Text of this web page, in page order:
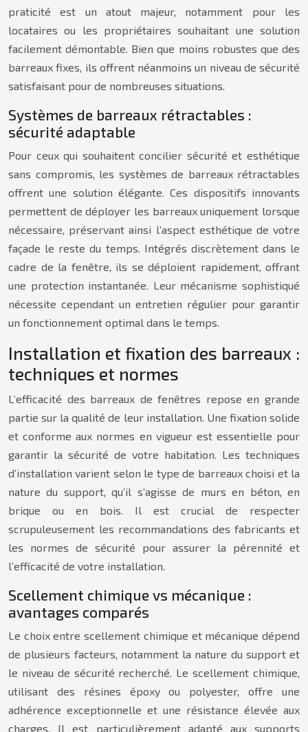
praticité est un atout majeur, notamment pour les
locataires ou les propriétaires souhaitant une solution
facilement démontable. Bien que moins robustes que des
barreaux fixes, ils offrent néanmoins un niveau de sécurité
satisfaisant pour de nombreuses situations.
Systèmes de barreaux rétractables :
sécurité adaptable
Pour ceux qui souhaitent concilier sécurité et esthétique
sans compromis, les systèmes de barreaux rétractables
offrent une solution élégante. Ces dispositifs innovants
permettent de déployer les barreaux uniquement lorsque
nécessaire, préservant ainsi l’aspect esthétique de votre
façade le reste du temps. Intégrés discrètement dans le
cadre de la fenêtre, ils se déploient rapidement, offrant
une protection instantanée. Leur mécanisme sophistiqué
nécessite cependant un entretien régulier pour garantir
un fonctionnement optimal dans le temps.
Installation et fixation des barreaux :
techniques et normes
L’efficacité des barreaux de fenêtres repose en grande
partie sur la qualité de leur installation. Une fixation solide
et conforme aux normes en vigueur est essentielle pour
garantir la sécurité de votre habitation. Les techniques
d’installation varient selon le type de barreaux choisi et la
nature du support, qu’il s’agisse de murs en béton, en
brique ou en bois. Il est crucial de respecter
scrupuleusement les recommandations des fabricants et
les normes de sécurité pour assurer la pérennité et
l’efficacité de votre installation.
Scellement chimique vs mécanique :
avantages comparés
Le choix entre scellement chimique et mécanique dépend
de plusieurs facteurs, notamment la nature du support et
le niveau de sécurité recherché. Le scellement chimique,
utilisant des résines époxy ou polyester, offre une
adhérence exceptionnelle et une résistance élevée aux
charges. Il est particulièrement adapté aux supports